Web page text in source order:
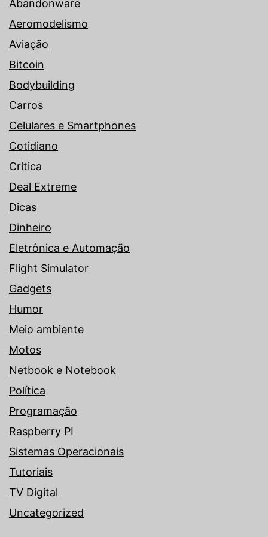
Abandonware
Aeromodelismo
Aviação
Bitcoin
Bodybuilding
Carros
Celulares e Smartphones
Cotidiano
Crítica
Deal Extreme
Dicas
Dinheiro
Eletrônica e Automação
Flight Simulator
Gadgets
Humor
Meio ambiente
Motos
Netbook e Notebook
Política
Programação
Raspberry PI
Sistemas Operacionais
Tutoriais
TV Digital
Uncategorized